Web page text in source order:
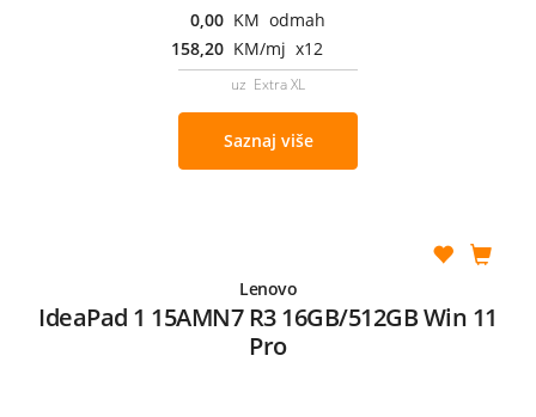
0,00 KM odmah
158,20 KM/mj x12
uz Extra XL
Saznaj više
Lenovo
IdeaPad 1 15AMN7 R3 16GB/512GB Win 11
Pro